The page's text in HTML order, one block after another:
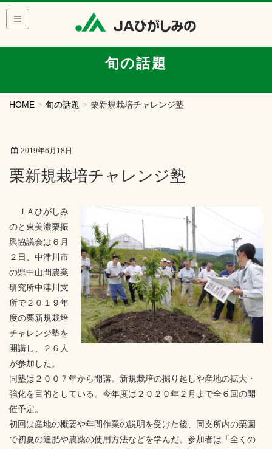
旬の話題
HOME 旬の話題 栗新規栽培チャレンジ塾
2019年6月18日
栗新規栽培チャレンジ塾
ＪＡひがしみ
のと東美濃栗振
興協議会は６月
２日、中津川市
の県中山間農業
研究所中津川支
所で２０１９年
度の栗新規栽培
チャレンジ塾を
開講し、２６人
が参加した。
同塾は２００７年から開講。新規栽培の掘り起しや産地の拡大・
強化を目的としている。今年度は２０２０年２月まで全６回の開
催予定。
初回は産地の概要や年間作業の説明を受けた後、同支所内の栗園
で初夏の追肥や農薬の使用方法などを学んだ。参加者は「全くの